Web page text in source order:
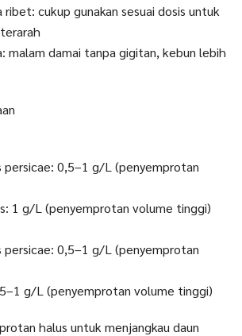
cukup gunakan sesuai dosis untuk
malam damai tanpa gigitan, kebun lebih
persicae: 0,5–1 g/L (penyemprotan
1 g/L (penyemprotan volume tinggi)
persicae: 0,5–1 g/L (penyemprotan
g/L (penyemprotan volume tinggi)
halus untuk menjangkau daun